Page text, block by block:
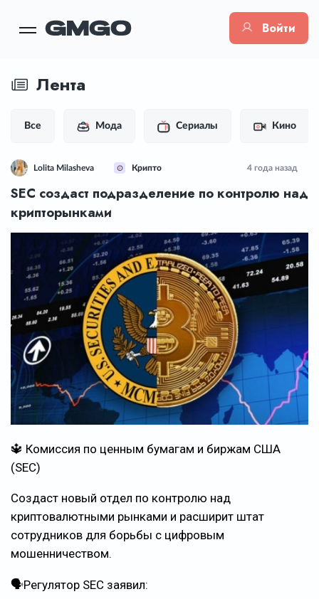
Войти
Лента
Все Мода Сериалы Кино
Lolita Milasheva Крипто 4 года назад
SEC создаст подразделение по контролю над
крипторынками
🔱 Комиссия по ценным бумагам и биржам США
(SEC)
Создаст новый отдел по контролю над
криптовалютными рынками и расширит штат
сотрудников для борьбы с цифровым
мошенничеством.
🗣Регулятор SEC заявил: